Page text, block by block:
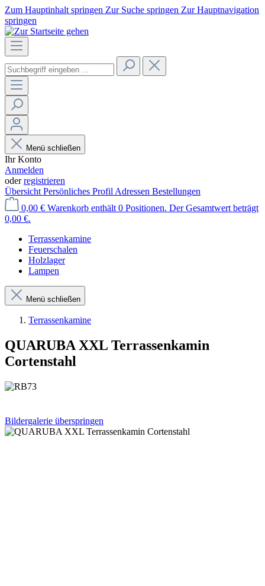
Zum Hauptinhalt springen Zur Suche springen Zur Hauptnavigation
springen
Menü schließen
Ihr Konto
Anmelden
oderregistrieren
Übersicht Persönliches Profil Adressen Bestellungen
0,00 € Warenkorb enthält 0 Positionen. Der Gesamtwert beträgt
0,00 €.
Terrassenkamine
Feuerschalen
Holzlager
Lampen
Menü schließen
Terrassenkamine
QUARUBA XXL Terrassenkamin
Cortenstahl
Bildergalerie überspringen